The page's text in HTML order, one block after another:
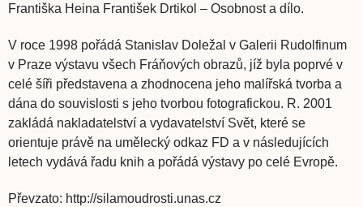
Františka Heina František Drtikol – Osobnost a dílo.
V roce 1998 pořádá Stanislav Doležal v Galerii Rudolfinum
v Praze výstavu všech Fráňových obrazů, jíž byla poprvé v
celé šíři představena a zhodnocena jeho malířská tvorba a
dána do souvislosti s jeho tvorbou fotografickou. R. 2001
zakládá nakladatelství a vydavatelství Svět, které se
orientuje právě na umělecký odkaz FD a v následujících
letech vydává řadu knih a pořádá výstavy po celé Evropě.
Převzato: http://silamoudrosti.unas.cz